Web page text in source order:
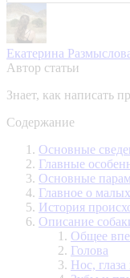
Екатерина
Автор статьи
Знает, как написать
Содержание
Основные
Главные
Основные
Главное о
История
Описание
Общее
Голова
Нос,